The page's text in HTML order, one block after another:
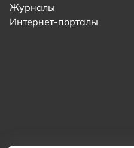
Журналы
Интернет-порталы